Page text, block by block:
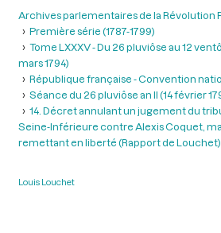
Archives parlementaires de la Révolution
Première série (1787-1799)
Tome LXXXV - Du 26 pluviôse au 12
mars 1794)
République française - Convention
Séance du 26 pluviôse an II (14 février
14. Décret annulant un jugement du
Seine-Inférieure contre Alexis Coquet,
remettant en liberté (Rapport de Louchet)
Louis Louchet